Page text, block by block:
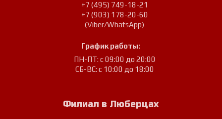
+7 (495) 749-18-21
+7 (903) 178-20-60
(Viber/WhatsApp)
График работы:
ПН-ПТ: с 09:00 до 20:00
СБ-ВС: с 10:00 до 18:00
Филиал в Люберцах